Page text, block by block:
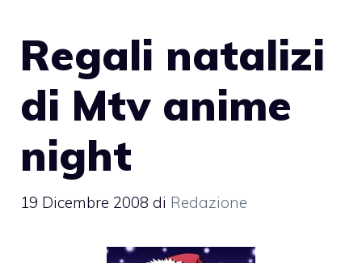
Regali natalizi
di Mtv anime
night
19 Dicembre 2008 di Redazione